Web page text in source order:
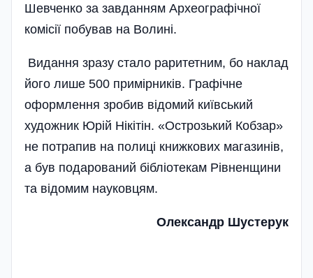
Шевченко за завданням Археографічної
комісії побував на Волині.
Видання зразу стало раритетним, бо наклад
його лише 500 примірників. Графічне
оформлення зробив відомий київський
художник Юрій Нікітін. «Острозький Кобзар»
не потрапив на полиці книжкових магазинів,
а був подарований бібліотекам Рівненщини
та відомим науковцям.
Олександр Шустерук